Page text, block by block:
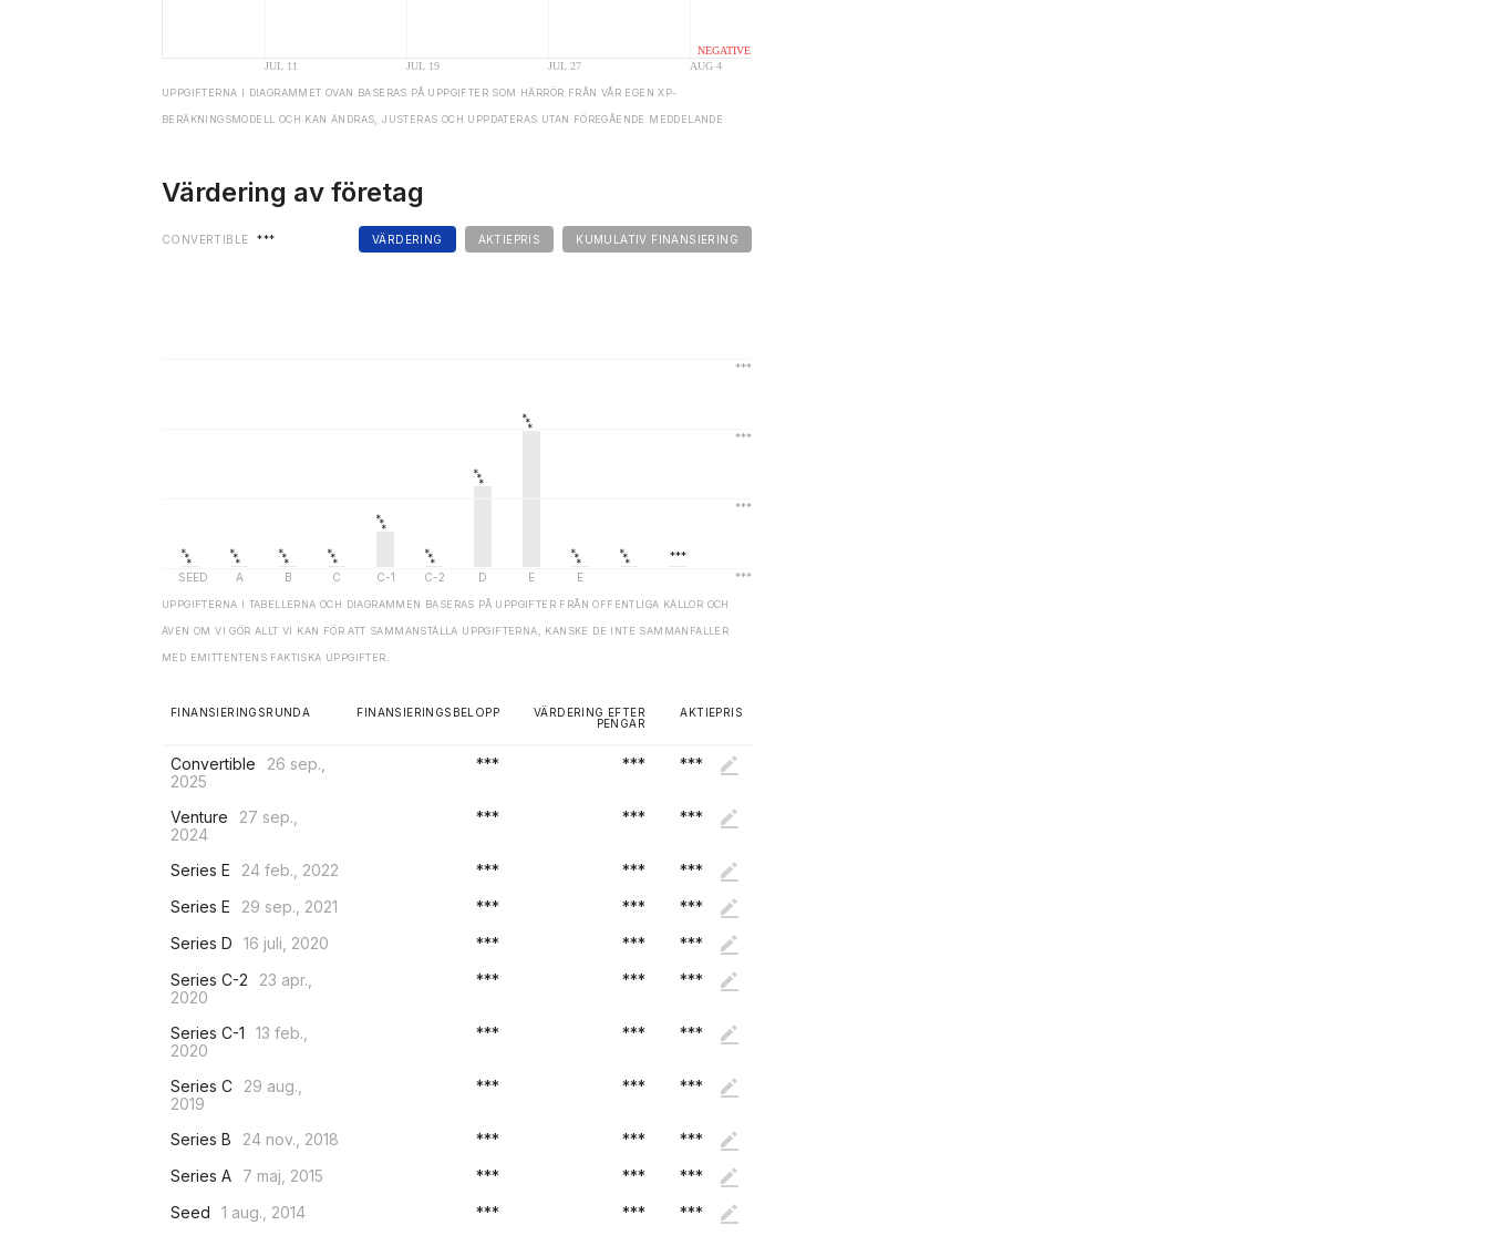
UPPGIFTERNA I DIAGRAMMET OVAN BASERAS PÅ UPPGIFTER SOM HÄRRÖR FRÅN VÅR EGEN XP-
BERÄKNINGSMODELL OCH KAN ÄNDRAS, JUSTERAS OCH UPPDATERAS UTAN FÖREGÅENDE MEDDELANDE
Värdering av företag
VÄRDERING AKTIEPRIS KUMULATIV FINANSIERING
CONVERTIBLE ***
UPPGIFTERNA I TABELLERNA OCH DIAGRAMMEN BASERAS PÅ UPPGIFTER FRÅN OFFENTLIGA KÄLLOR OCH
ÄVEN OM VI GÖR ALLT VI KAN FÖR ATT SAMMANSTÄLLA UPPGIFTERNA, KANSKE DE INTE SAMMANFALLER
MED EMITTENTENS FAKTISKA UPPGIFTER.
FINANSIERINGSRUNDA FINANSIERINGSBELOPP
VÄRDERING EFTER
PENGAR
AKTIEPRIS
Convertible
26 sep.,
2025
*** *** ***
Venture
27 sep.,
2024
*** *** ***
Series E 24 feb., 2022 *** ***
***
Series E
29 sep., 2021 *** ***
***
Series D
16 juli, 2020 *** ***
***
Series C-2
23 apr.,
2020
*** *** ***
Series C-1
13 feb.,
2020
*** *** ***
Series C
29 aug.,
2019
*** *** ***
Series B 24 nov., 2018 *** ***
***
Series A
7 maj, 2015 *** ***
***
Seed
1 aug., 2014 *** *** ***